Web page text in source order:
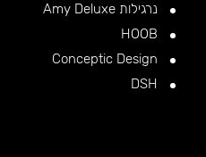
נרגילות Amy Deluxe